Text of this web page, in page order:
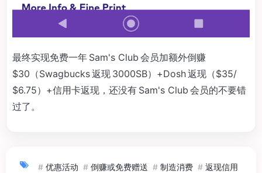
最终实现免费一年 Sam's Club 会员加额外倒赚
$30（Swagbucks 返现 3000SB）+Dosh 返现（$35/
$6.75）+信用卡返现，还没有 Sam's Club 会员的不要错
过了。
# 优惠活动 # 倒赚或免费赠送 # 制造消费 # 返现信用